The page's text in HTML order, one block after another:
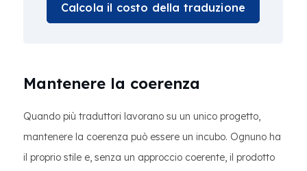
Calcola il costo della traduzione
Mantenere la coerenza
Quando più traduttori lavorano su un unico progetto,
mantenere la coerenza può essere un incubo. Ognuno ha
il proprio stile e, senza un approccio coerente, il prodotto